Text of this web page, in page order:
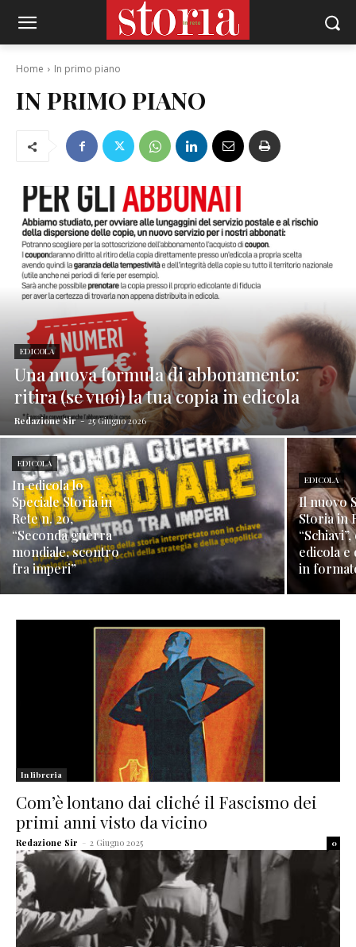
Home In primo piano
IN PRIMO PIANO
EDICOLA
Una nuova formula di abbonamento:
ritira (se vuoi) la tua copia in edicola
Redazione Sir - 25 Giugno 2026
EDICOLA
In edicola lo
Speciale Storia in
Rete n. 20,
“Seconda guerra
mondiale, scontro
fra imperi”
EDICOLA
Il nuovo
Storia in
edicola e
in
In libreria
Com’è lontano dai cliché il Fascismo dei
primi anni visto da vicino
Redazione Sir - 2 Giugno 2025 0